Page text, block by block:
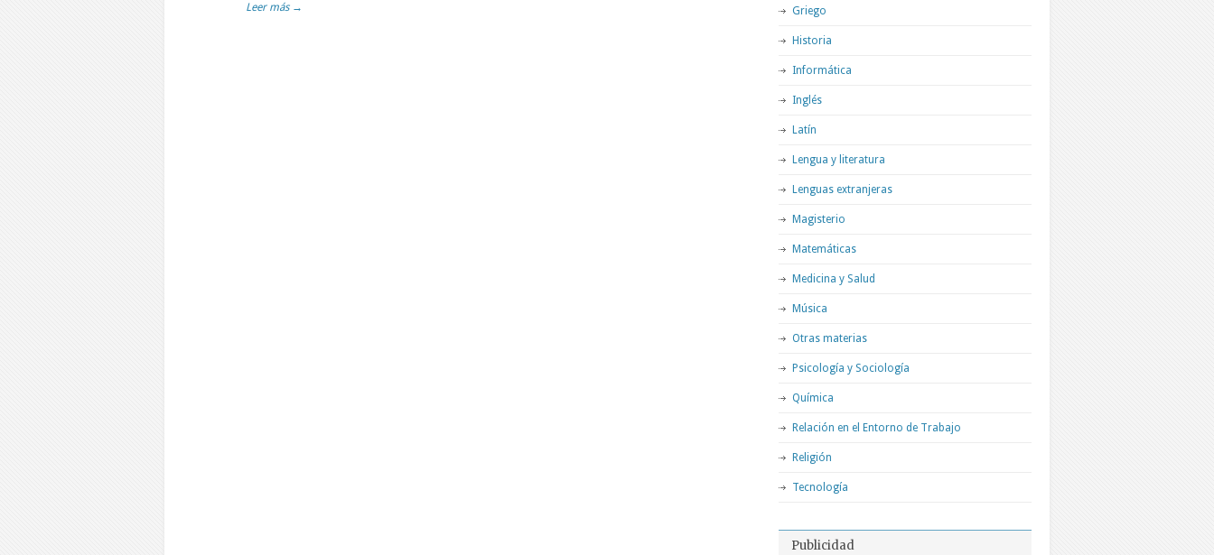
Leer más → Griego
Historia
Informática
Inglés
Latín
Lengua y literatura
Lenguas extranjeras
Magisterio
Matemáticas
Medicina y Salud
Música
Otras materias
Psicología y Sociología
Química
Relación en el Entorno de Trabajo
Religión
Tecnología
Publicidad